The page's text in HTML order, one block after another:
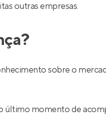
outras empresas.
sobre o
último momento de